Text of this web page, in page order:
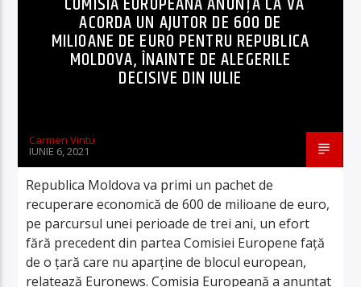
ACORDA UN AJUTOR DE 600 DE
MILIOANE DE EURO PENTRU REPUBLICA
MOLDOVA, ÎNAINTE DE ALEGERILE
DECISIVE DIN IULIE
Carmen Vintu
IUNIE 6, 2021
Republica Moldova va primi un pachet de
recuperare economică de 600 de milioane de euro,
pe parcursul unei perioade de trei ani, un efort
fără precedent din partea Comisiei Europene față
de o țară care nu aparține de blocul european,
relatează Euronews. Comisia Europeană a anunțat